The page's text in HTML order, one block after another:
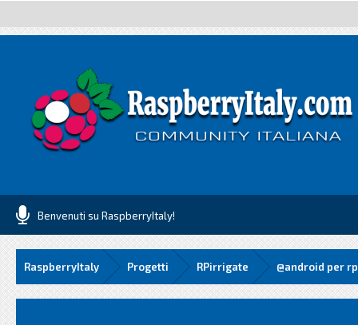
Benvenuti su RaspberryItaly!
RaspberryItaly Progetti RPirrigate @android per